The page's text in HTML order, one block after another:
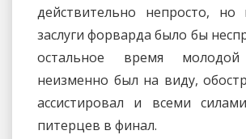
действительно непросто,
заслуги форварда было бы
остальное время молодой
неизменно был на виду,
ассистировал и всеми
питерцев в финал.